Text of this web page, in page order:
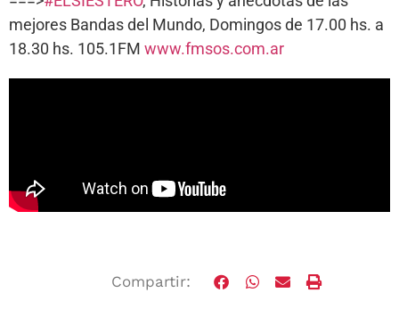
mejores Bandas del Mundo, Domingos de 17.00 hs. a
18.30 hs. 105.1FM www.fmsos.com.ar
Compartir: